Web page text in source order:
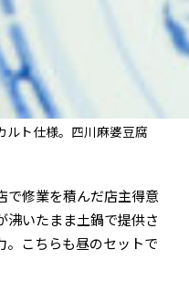
ルト仕様。四川麻婆豆腐
で修業を積んだ店主得意
沸いたまま土鍋で提供さ
。こちらも昼のセットで